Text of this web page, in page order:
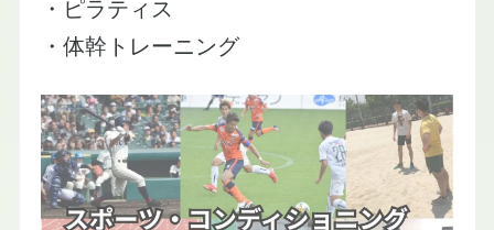
​・ピラティス
​・体幹トレーニング